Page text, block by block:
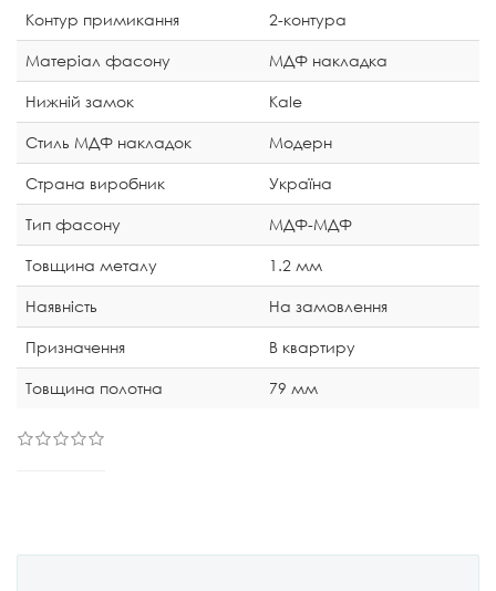
Контур примикання
2-контура
Матеріал фасону
МДФ накладка
Нижній замок
Kale
Стиль МДФ накладок
Модерн
Страна виробник
Україна
Тип фасону
МДФ-МДФ
Товщина металу
1.2 мм
Наявність
На замовлення
Призначення
В квартиру
Товщина полотна
79 мм